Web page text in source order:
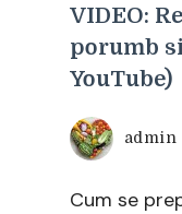
VIDEO:
porumb
YouTube)
admin
Cum se